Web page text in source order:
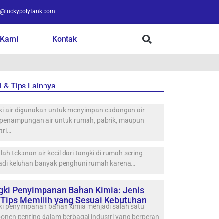
Kontak
& Tips Lainnya
air digunakan untuk menyimpan cadangan air
air untuk rumah, pabrik, maupun
tekanan air kecil dari tangki di rumah sering
keluhan banyak penghuni rumah karena…
Penyimpanan Bahan Kimia: Jenis
Memilih yang Sesuai Kebutuhan
penyimpanan bahan kimia menjadi salah satu
penting dalam berbagai industri yang berperan